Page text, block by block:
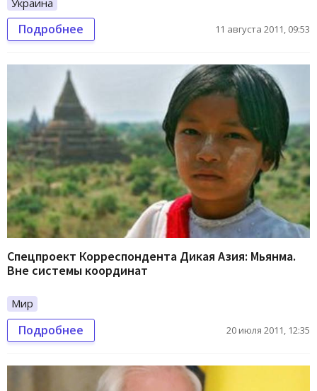
Подробнее 11 августа 2011, 09:53
Спецпроект Корреспондента Дикая Азия: Мьянма.
Вне системы координат
Мир
Подробнее 20 июля 2011, 12:35